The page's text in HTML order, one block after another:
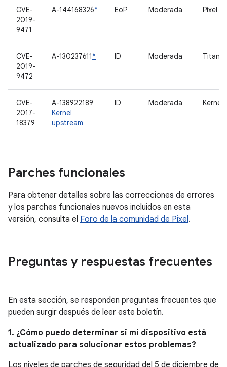
CVE-
2019-
9471
A-144168326* EoP Moderada Pixel
CVE-
2019-
9472
A-130237611* ID Moderada Titan-
CVE-
2017-
18379
A-138922189
Kernel
upstream
ID Moderada Kernel
Parches funcionales
Para obtener detalles sobre las correcciones de errores
y los parches funcionales nuevos incluidos en esta
versión, consulta el Foro de la comunidad de Pixel.
Preguntas y respuestas frecuentes
En esta sección, se responden preguntas frecuentes que
pueden surgir después de leer este boletín.
1. ¿Cómo puedo determinar si mi dispositivo está
actualizado para solucionar estos problemas?
Los niveles de parches de seguridad del 5 de diciembre de